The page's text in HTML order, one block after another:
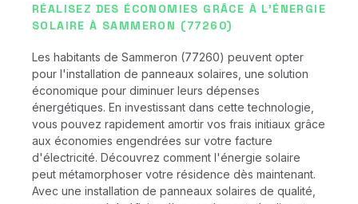
RÉALISEZ DES ÉCONOMIES GRÂCE À L'ÉNERGIE
SOLAIRE À SAMMERON (77260)
Les habitants de Sammeron (77260) peuvent opter
pour l'installation de panneaux solaires, une solution
économique pour diminuer leurs dépenses
énergétiques. En investissant dans cette technologie,
vous pouvez rapidement amortir vos frais initiaux grâce
aux économies engendrées sur votre facture
d'électricité. Découvrez comment l'énergie solaire
peut métamorphoser votre résidence dès maintenant.
Avec une installation de panneaux solaires de qualité,